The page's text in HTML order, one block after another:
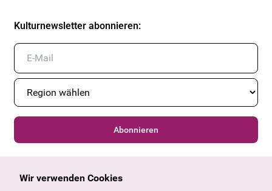
Kulturnewsletter abonnieren:
Abonnieren
Allgemein
Wir verwenden Cookies